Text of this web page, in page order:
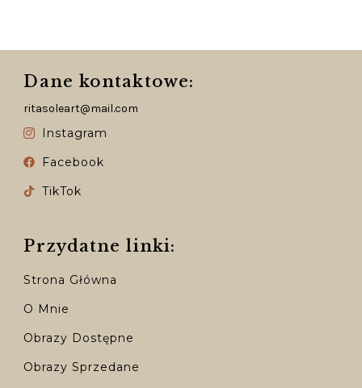
Dane kontaktowe:
ritasoleart@mail.com
Instagram
Facebook
TikTok
Przydatne linki:
Strona Główna
O Mnie
Obrazy Dostępne
Obrazy Sprzedane